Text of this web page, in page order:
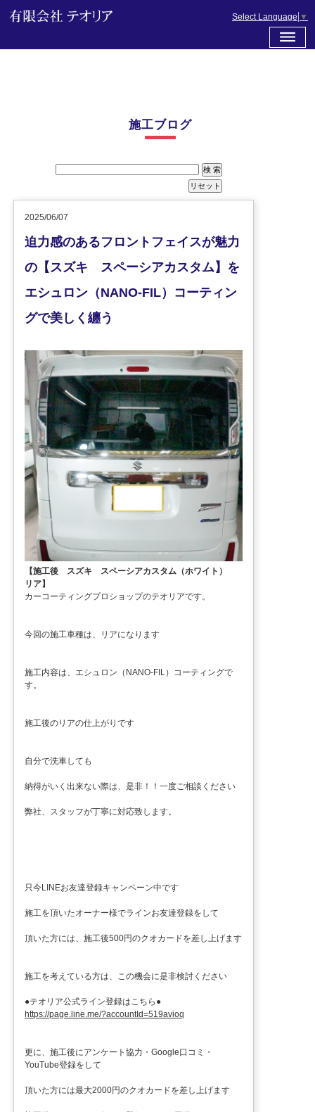
Select Language ▼
施工ブログ
2025/06/07
迫力感のあるフロントフェイスが魅力
の【スズキ スペーシアカスタム】を
エシュロン（NANO-FIL）コーティン
グで美しく纏う
【施工後 スズキ スペーシアカスタム（ホワイト）
リア】
カーコーティングプロショップのテオリアです。
今回の施工車種は、リアになります
施工内容は、エシュロン（NANO-FIL）コーティングで
す。
施工後のリアの仕上がりです
自分で洗車しても
納得がいく出来ない際は、是非！！一度ご相談ください
弊社、スタッフが丁寧に対応致します。
只今LINEお友達登録キャンペーン中です
施工を頂いたオーナー様でラインお友達登録をして
頂いた方には、施工後500円のクオカードを差し上げます
施工を考えている方は、この機会に是非検討ください
●テオリア公式ライン登録はこちら●
https://page.line.me/?accountId=519avioq
更に、施工後にアンケート協力・Google口コミ・
YouTube登録をして
頂いた方には最大2000円のクオカードを差し上げます